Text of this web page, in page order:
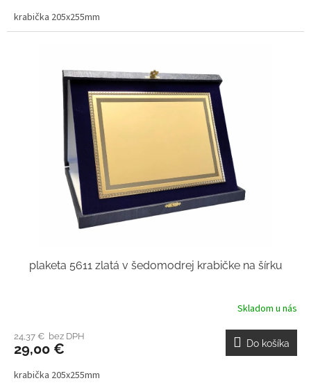
krabička 205x255mm
plaketa 5611 zlatá v šedomodrej krabičke na šírku
Skladom u nás
24,37 € bez DPH
29,00 € Do košíka
krabička 205x255mm